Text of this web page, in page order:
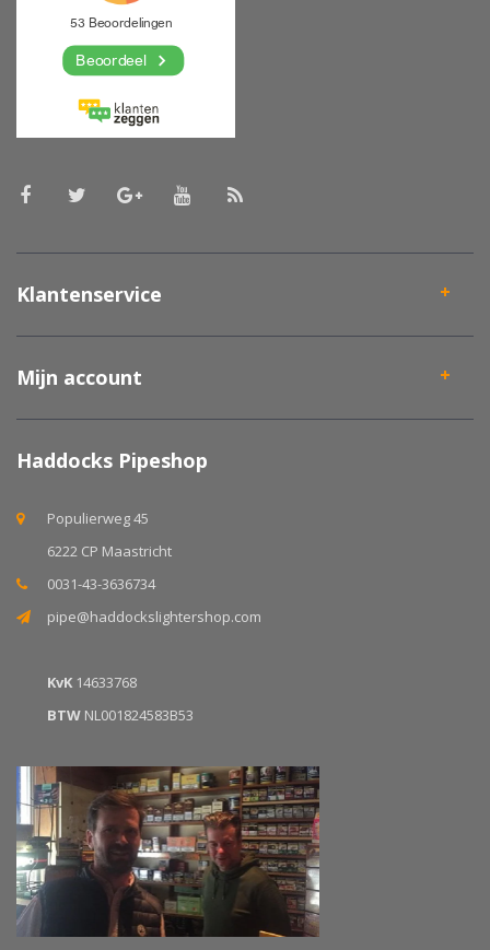
Klantenservice
Mijn account
Haddocks Pipeshop
Populierweg 45
6222 CP Maastricht
0031-43-3636734
pipe@haddockslightershop.com
KvK 14633768
BTW NL001824583B53